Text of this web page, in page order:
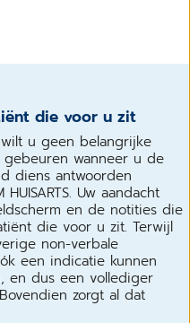
die voor u zit
u geen belangrijke
gebeuren wanneer u de
diens antwoorden
Uw aandacht
en de notities die
die voor u zit. Terwijl
non-verbale
een indicatie kunnen
en dus een vollediger
zorgt al dat